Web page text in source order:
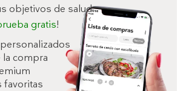
objetivos de salud.
gratis!
la compra
favoritas